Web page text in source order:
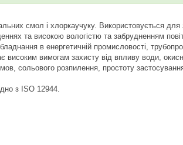
смол і хлоркаучуку. Використовується для
та високою вологістю та забрудненням
в енергетичній промисловості,
високим вимогам захисту від впливу води,
сольового розпилення, простоту
з ISO 12944.